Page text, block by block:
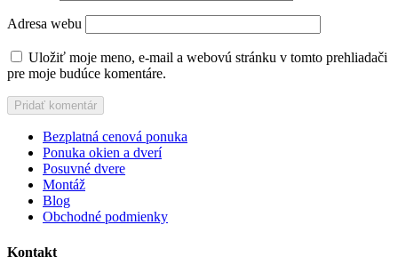
Adresa webu
Uložiť moje meno, e-mail a webovú stránku v tomto prehliadači
pre moje budúce komentáre.
Bezplatná cenová ponuka
Ponuka okien a dverí
Posuvné dvere
Montáž
Blog
Obchodné podmienky
Kontakt